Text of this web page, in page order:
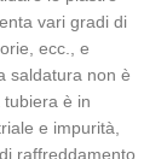
vari gradi di
ecc., e
saldatura non è
è in
e impurità,
raffreddamento